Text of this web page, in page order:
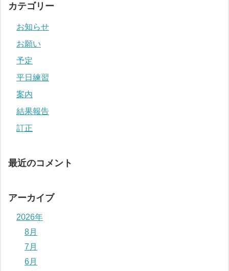
カテゴリー
お知らせ
お願い
予定
平日練習
案内
結果報告
訂正
最近のコメント
アーカイブ
2026年
8月
7月
6月